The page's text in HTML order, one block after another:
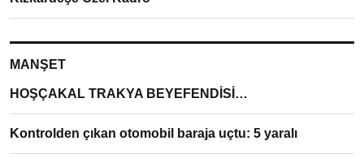
MANŞET
HOŞÇAKAL TRAKYA BEYEFENDİSİ…
Kontrolden çıkan otomobil baraja uçtu: 5 yaralı